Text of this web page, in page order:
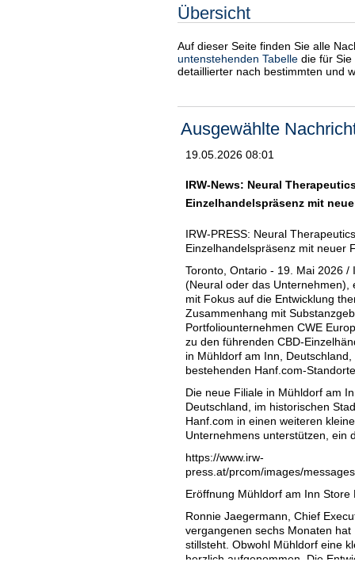
Übersicht
Auf dieser Seite finden Sie alle
untenstehenden Tabelle die für
detaillierter nach bestimmten und
Ausgewählte
19.05.2026 08:01
IRW-News: Neural
Einzelhandelspräsenz mit
IRW-PRESS: Neural
Einzelhandelspräsenz mit neuer
Toronto, Ontario - 19. Mai 2026 /
(Neural oder das Unternehmen),
mit Fokus auf die Entwicklung
Zusammenhang mit
Portfoliounternehmen CWE
zu den führenden CBD-
in Mühldorf am Inn,
bestehenden Hanf.com-
Die neue Filiale in Mühldorf am
Deutschland, im historischen
Hanf.com in einen weiteren
Unternehmens unterstützen, ein
https://www.irw-
press.at/prcom/images/
Eröffnung Mühldorf am Inn Store
Ronnie Jaegermann, Chief
vergangenen sechs Monaten
stillsteht. Obwohl Mühldorf eine
herzlich aufgenommen. Die